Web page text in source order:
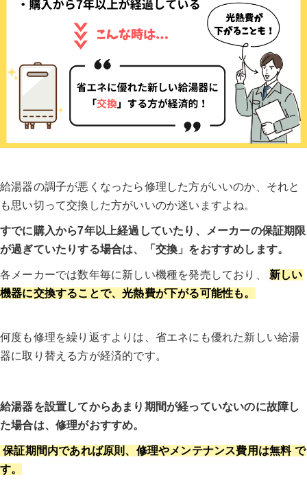
給湯器の調子が悪くなったら修理した方がいいのか、それと
も思い切って交換した方がいいのか迷いますよね。
すでに購入から7年以上経過していたり、メーカーの保証期限
が過ぎていたりする場合は、「交換」をおすすめします。
各メーカーでは数年毎に新しい機種を発売しており、 新しい
機器に交換することで、光熱費が下がる可能性も。
何度も修理を繰り返すよりは、省エネにも優れた新しい給湯
器に取り替える方が経済的です。
給湯器を設置してからあまり期間が経っていないのに故障し
た場合は、修理がおすすめ。
保証期間内であれば原則、修理やメンテナンス費用は無料 で
す。